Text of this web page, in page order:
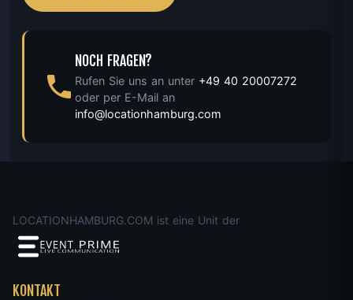
NOCH FRAGEN?
Rufen Sie uns an unter +49 40 20007272
oder per E-Mail an
info@locationhamburg.com
LOCATIONHAMBURG.COM ist eine Unit der
KONTAKT